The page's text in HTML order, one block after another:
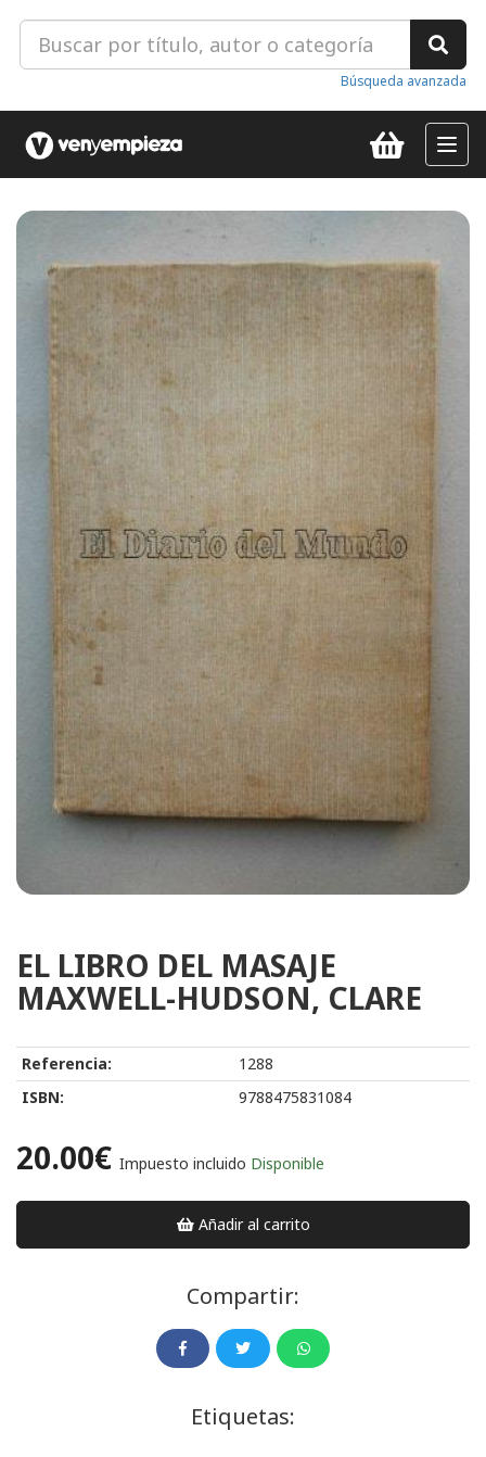
Búsqueda avanzada
EL LIBRO DEL MASAJE
MAXWELL-HUDSON, CLARE
Referencia:
1288
ISBN:
9788475831084
20.00€ Impuesto incluido Disponible
Añadir al carrito
Compartir:
Etiquetas: